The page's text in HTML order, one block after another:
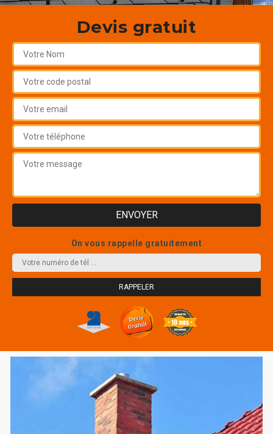
Devis gratuit
On vous rappelle gratuitement